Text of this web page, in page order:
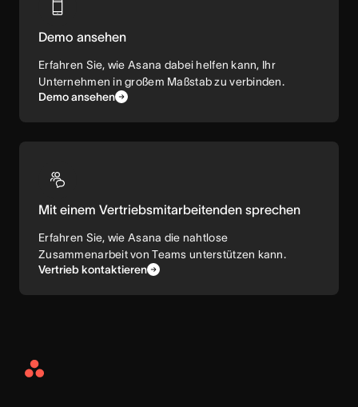
Demo ansehen
Erfahren Sie, wie Asana dabei helfen kann, Ihr
Unternehmen in großem Maßstab zu verbinden.
Demo ansehen
Mit einem Vertriebsmitarbeitenden sprechen
Erfahren Sie, wie Asana die nahtlose
Zusammenarbeit von Teams unterstützen kann.
Vertrieb kontaktieren
Asana